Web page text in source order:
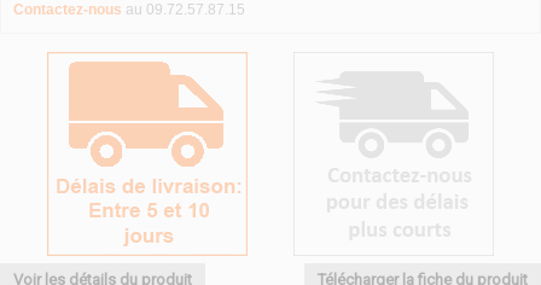
Contactez-nous au 09.72.57.87.15
Voir les détails du produit Télécharger la fiche du produit